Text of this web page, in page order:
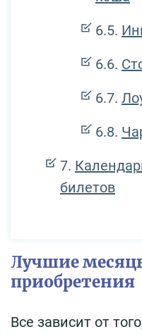
билетов
Лучшие
приобретения
Все зависит от